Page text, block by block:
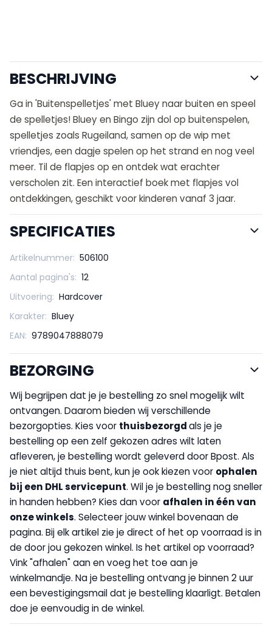
BESCHRIJVING
Ga in 'Buitenspelletjes' met Bluey naar buiten en speel
de spelletjes! Bluey en Bingo zijn dol op buitenspelen,
spelletjes zoals Rugeiland, samen op de wip met
vriendjes, een dagje spelen op het strand en nog veel
meer. Til de flapjes op en ontdek wat erachter
verscholen zit. Een interactief boek met flapjes vol
ontdekkingen, geschikt voor kinderen vanaf 3 jaar.
SPECIFICATIES
Artikelnummer: 506100
Aantal pagina's: 12
Uitvoering: Hardcover
Karakter: Bluey
EAN: 9789047888079
BEZORGING
Wij begrijpen dat je je bestelling zo snel mogelijk wilt
ontvangen. Daarom bieden wij verschillende
bezorgopties. Kies voor thuisbezorgdals je je
bestelling op een zelf gekozen adres wilt laten
afleveren, je bestelling wordt geleverd door Bpost. Als
je niet altijd thuis bent, kun je ook kiezen voor ophalen
bij een DHL servicepunt. Wil je je bestelling nog sneller
in handen hebben? Kies dan voor afhalen in één van
onze winkels. Selecteer jouw winkel bovenaan de
pagina. Bij elk artikel zie je direct of het op voorraad is in
de door jou gekozen winkel. Is het artikel op voorraad?
Vink "afhalen" aan en voeg het toe aan je
winkelmandje. Na je bestelling ontvang je binnen 2 uur
een bevestigingsmail dat je bestelling klaarligt. Betalen
doe je eenvoudig in de winkel.